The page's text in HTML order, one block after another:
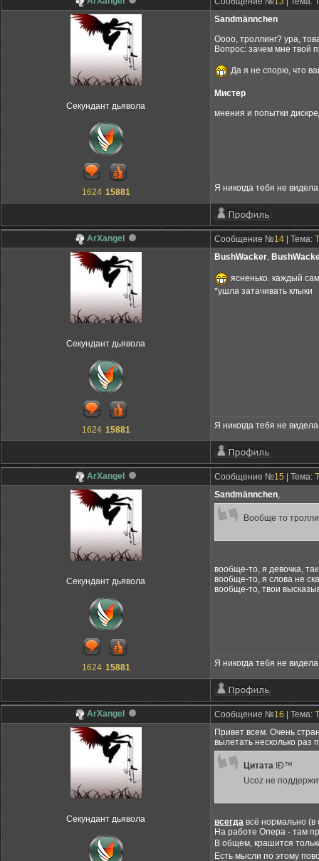
Секундант дьявола
1624 15881
Sandmännchen
Оооо, троллинг? ура,
Вопрос: зачем мне твой
Да я не спорю, что
Мистер
мнения и попытки
Я никогда тебя не
ArXangel Сообщение №14 | Тема:
Секундант дьявола
1624 15881
BushWacker,
ясненько. каждый
*ушла затачивать клыки
Я никогда тебя не
ArXangel Сообщение №15 | Тема:
Секундант дьявола
1624 15881
Sandmännchen,
Вообще то
вообще-то, я девочка,
вообще-то, я слова не
вообще-то, твои
Я никогда тебя не
ArXangel Сообщение №16 | Тема:
Секундант дьявола
Привет всем. Очень
вылетать несколько раз
Цитата IÐ™
Ucoz не
всегда всё нормально
На работе Опера - там
В общем, крашится
Есть мысли по этому